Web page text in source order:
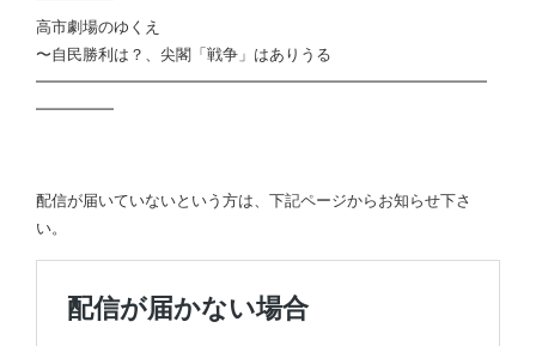
高市劇場のゆくえ
〜自民勝利は？、尖閣「戦争」はありうる
━━━━━━━━━━━━━━━━━━━━━━━━━━━━━
━━━━━
配信が届いていないという方は、下記ページからお知らせ下さ
い。